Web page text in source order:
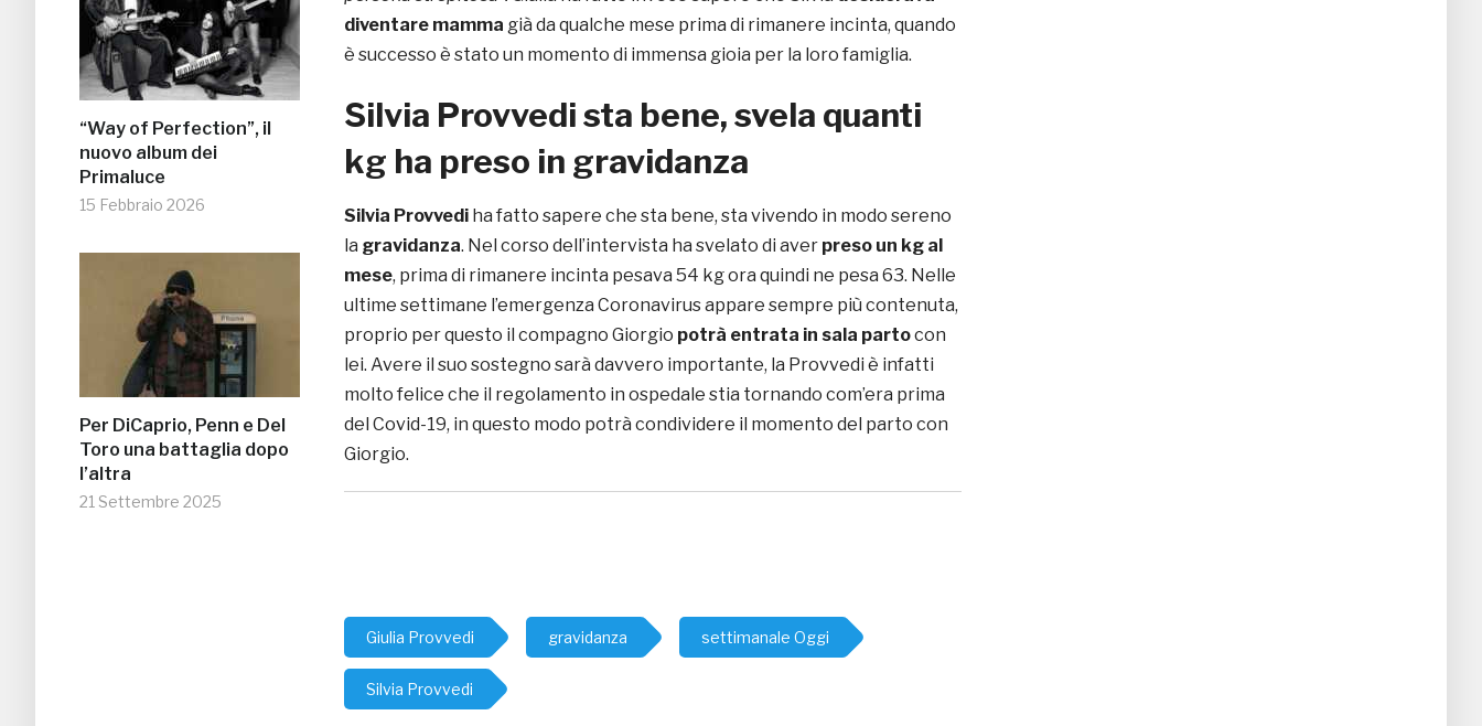
“Way of Perfection”, il
nuovo album dei
Primaluce
15 Febbraio 2026
Per DiCaprio, Penn e Del
Toro una battaglia dopo
l’altra
21 Settembre 2025
diventare mamma già da qualche mese prima di rimanere incinta, quando
è successo è stato un momento di immensa gioia per la loro famiglia.
Silvia Provvedi sta bene, svela quanti
kg ha preso in gravidanza
Silvia Provvedi ha fatto sapere che sta bene, sta vivendo in modo sereno
la gravidanza. Nel corso dell’intervista ha svelato di aver preso un kg al
mese, prima di rimanere incinta pesava 54 kg ora quindi ne pesa 63. Nelle
ultime settimane l’emergenza Coronavirus appare sempre più contenuta,
proprio per questo il compagno Giorgio potrà entrata in sala partocon
lei. Avere il suo sostegno sarà davvero importante, la Provvedi è infatti
molto felice che il regolamento in ospedale stia tornando com’era prima
del Covid-19, in questo modo potrà condividere il momento del parto con
Giorgio.
Giulia Provvedi gravidanza settimanale Oggi
Silvia Provvedi